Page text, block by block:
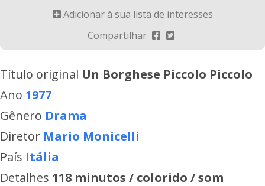
Adicionar à sua lista de interesses
Compartilhar
Título original Un Borghese Piccolo Piccolo
Ano 1977
Gênero Drama
Diretor Mario Monicelli
País Itália
Detalhes 118 minutos / colorido / som